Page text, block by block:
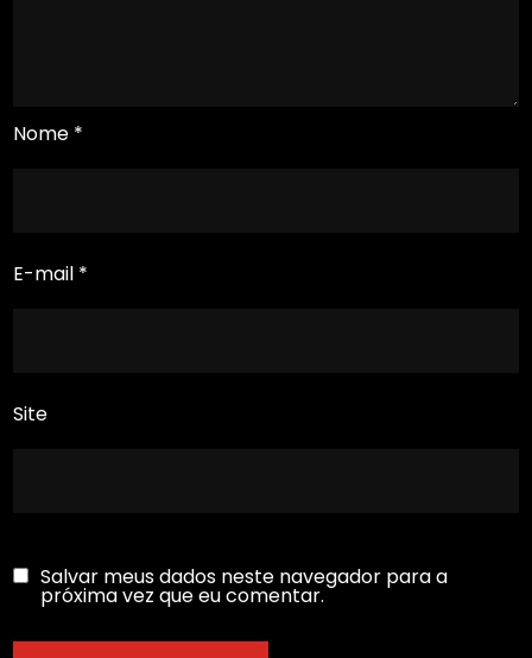
Nome *
E-mail *
Site
Salvar meus dados neste navegador para a
próxima vez que eu comentar.